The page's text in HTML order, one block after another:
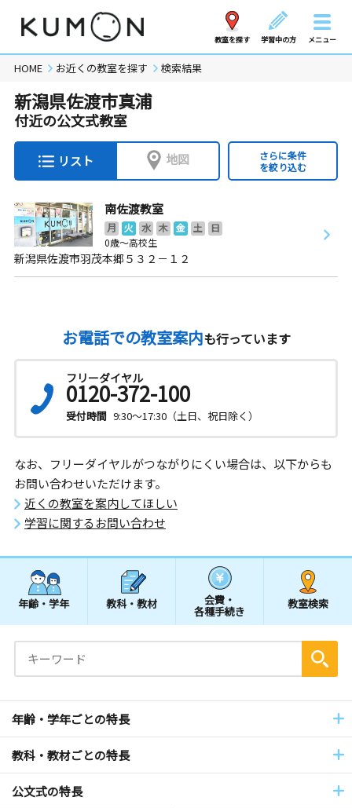
教室を探す 学習中の方 メニュー
HOME お近くの教室を探す 検索結果
新潟県佐渡市真浦
付近の公文式教室
リスト 地図
さらに条件
を絞り込む
南佐渡教室
月 火 水 木 金 土
日
0歳～高校生
新潟県佐渡市羽茂本郷５３２－１２
お電話での教室案内も行っています
フリーダイヤル
0120-372-100
受付時間 9:30～17:30（土日、祝日除く）
なお、フリーダイヤルがつながりにくい場合は、以下からも
お問い合わせいただけます。
近くの教室を案内してほしい
学習に関するお問い合わせ
年齢・学年 教科・教材 会費・
各種手続き
教室検索
年齢・学年ごとの特長
教科・教材ごとの特長
公文式の特長